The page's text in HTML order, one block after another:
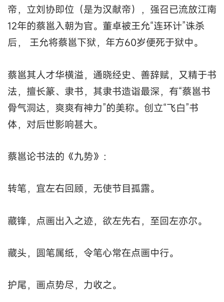
帝，立刘协即位（是为汉献帝），强召已流放江南
12年的蔡邕入朝为官。董卓被王允“连环计”诛杀
后， 王允将蔡邕下狱，年方60岁便死于狱中。
蔡邕其人才华横溢，通晓经史、善辞赋，又精于书
法，擅长篆、隶书，其隶书造诣最深，有“蔡邕书
骨气洞达，爽爽有神力”的美称。创立“飞白”书
体，对后世影响甚大。
蔡邕论书法的《九势》：
转笔，宜左右回顾，无使节目孤露。
藏锋，点画出入之迹，欲左先右，至回左亦尔。
藏头，圆笔属纸，令笔心常在点画中行。
护尾，画点势尽，力收之。